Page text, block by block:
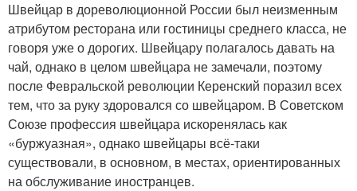
Швейцар в дореволюционной России был неизменным
атрибутом ресторана или гостиницы среднего класса, не
говоря уже о дорогих. Швейцару полагалось давать на
чай, однако в целом швейцара не замечали, поэтому
после Февральской революции Керенский поразил всех
тем, что за руку здоровался со швейцаром. В Советском
Союзе профессия швейцара искоренялась как
«буржуазная», однако швейцары всё-таки
существовали, в основном, в местах, ориентированных
на обслуживание иностранцев.